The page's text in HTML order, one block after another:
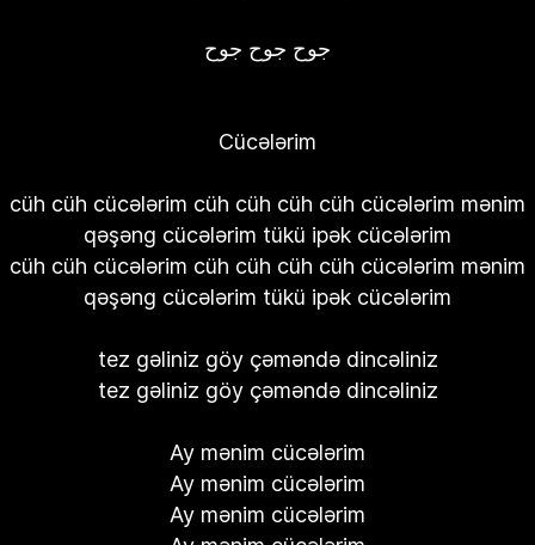
جوح جوح جوح
Cücələrim
cüh cüh cücələrim cüh cüh cüh cüh cücələrim mənim
qəşəng cücələrim tükü ipək cücələrim
cüh cüh cücələrim cüh cüh cüh cüh cücələrim mənim
qəşəng cücələrim tükü ipək cücələrim
tez gəliniz göy çəməndə dincəliniz
tez gəliniz göy çəməndə dincəliniz
Ay mənim cücələrim
Ay mənim cücələrim
Ay mənim cücələrim